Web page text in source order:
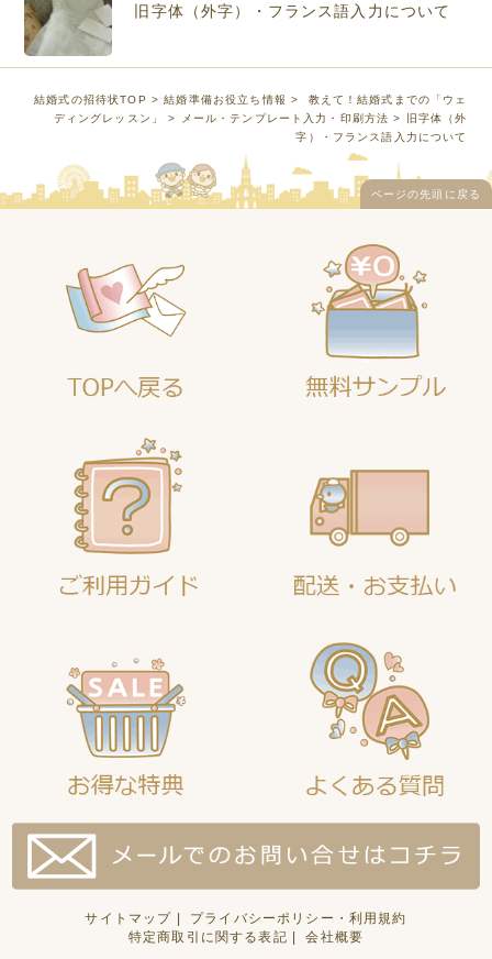
旧字体（外字）・フランス語入力について
結婚式の招待状TOP >結婚準備お役立ち情報 > 教えて！結婚式までの「ウェ
ディングレッスン」
> メール・テンプレート入力・印刷方法 > 旧字体（外
字）・フランス語入力について
ページの先頭に戻る
サイトマップ | プライバシーポリシー・利用規約
特定商取引に関する表記 |会社概要